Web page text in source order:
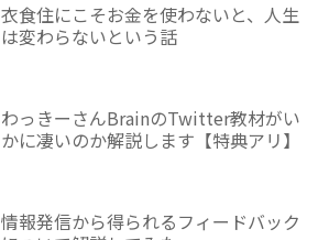
衣食住にこそお金を使わないと、人生
は変わらないという話
わっきーさんBrainのTwitter教材がい
かに凄いのか解説します【特典アリ】
情報発信から得られるフィードバック